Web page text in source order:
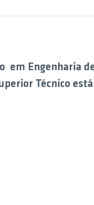
em Engenharia
Técnico está